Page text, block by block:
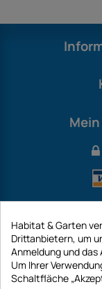
Habitat & Garten
Drittanbietern, um
Anmeldung und
Um Ihrer
Schaltfläche